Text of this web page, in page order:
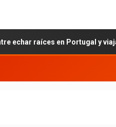
en Portugal y viajar sin la